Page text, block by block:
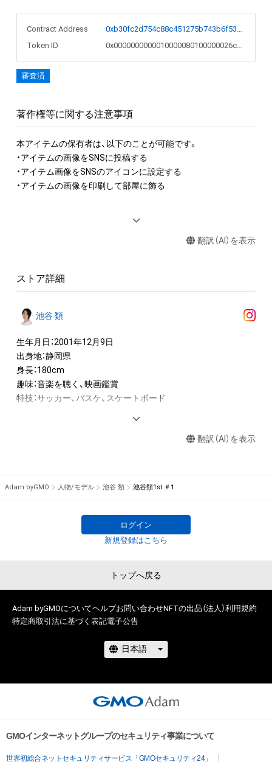
Contract Address
0xb30fc2d754c88c451275b743b6f530f19f643683
Token ID
0x0000000000010000080100000026c051
審査済
著作権等に関する注意事項
本アイテムの保有者は、以下のことが可能です。
・アイテムの画像をSNSに投稿する
・アイテム画像をSNSのアイコンに設定する
・アイテムの画像を印刷して部屋に飾る
ロゴ等を含みますがこれらに限られません。)にかかる知的財産
出願する権利を含みます。)を意味します。)は、本アイテムの著
けている者によって保護されています。そのため、本アイテム
を保有していたとしても、本アイテムに関する創作物にかかる
知的財産権を有することを意味しません。
・本アイテムの著作権を有する方、著作隣接権の権利者またはそ
の管理委託を受けている者からの事前の同意なしに、上記の「本
アイテムの保有者が有する権利」の範囲を超えた行為、知的財産
権を侵害するおそれのある行為(改変、公開、配布、逆コンパイ
せん。)を行うことはできません。
・本アイテムに関する創作物の利用については、公序良俗や法令
翻訳（AI）を表示
ストア詳細
池谷 類
生年月日：2001年12月9日
出身地：静岡県
身長：180cm
趣味：音楽を聴く、映画鑑賞
特技：サッカー、バスケ、スケートボード
日本初！NFTを活用した男性コンテスト『国民的推しMENコンテ
俳優、モデル、インフルエンサー、タレントなど個性豊かな参加
に選ばれます。NFTを無料でゲットしてあなたの”推し”を応援
しよう！
無料NFTを取得するには、以下『NEWSポストセブン』サイト上
www.news-
翻訳（AI）を表示
Adam byGMO 人物/モデル 池谷 類 池谷類1st ＃1
ログイン
新規登録はこちら
トップへ戻る
Adam byGMOについてヘルプお問い合わせNFTの出品（法人）利用規約
特定商取引法に基づく表記電子公告
GMOインターネットグループのセキュリティ事業について
世界初総合ネットセキュリティサービス「GMOセキュリティ24」